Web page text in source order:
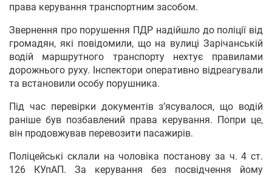
права керування транспортним засобом.
Звернення про порушення ПДР надійшло до поліції від
громадян, які повідомили, що на вулиці Зарічанській
водій маршрутного транспорту нехтує правилами
дорожнього руху. Інспектори оперативно відреагували
та встановили особу порушника.
Під час перевірки документів з’ясувалося, що водій
раніше був позбавлений права керування. Попри це,
він продовжував перевозити пасажирів.
Поліцейські склали на чоловіка постанову за ч. 4 ст.
126 КУпАП. За керування без посвідчення йому